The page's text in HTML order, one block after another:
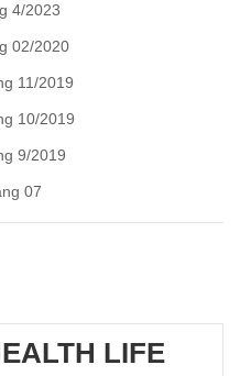
4/2023
02/2020
11/2019
10/2019
9/2019
07
LIFE